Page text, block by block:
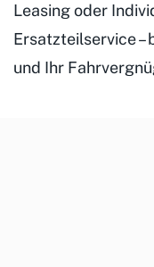
Leasing oder
Ersatzteilservice –
und Ihr